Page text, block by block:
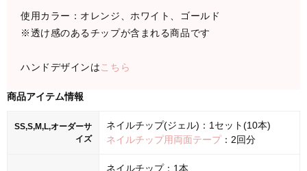
使用カラー：オレンジ、ホワイト、ゴールド
※透け感のあるチップが含まれる商品です
ハンドデザインは こちら
商品アイテム情報
SS,S,M,L,オーダーサ
イズ
ネイルチップ(ジェル)：1セット(10本)
ネイルチップ用両面テープ：2回分
ネイルチップ：1本